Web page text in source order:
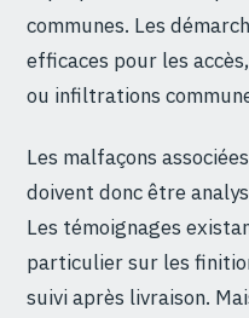
communes. Les
efficaces pour les
ou infiltrations
Les malfaçons
doivent donc être
Les témoignages
particulier sur les
suivi après livraison.